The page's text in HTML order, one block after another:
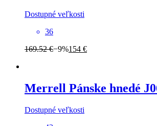
Dostupné veľkosti
36
169.52 €−9%154 €
Merrell Pánske hnedé
Dostupné veľkosti